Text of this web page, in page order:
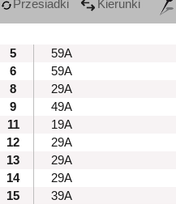
Przesiadki Kierunki
5
59A
6
59A
8
29A
9
49A
11
19A
12
29A
13
29A
14
29A
15
39A